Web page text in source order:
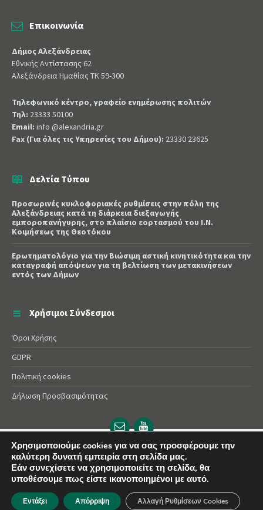
Επικοινωνία
Δήμος Αλεξάνδρειας
Εθνικής Αντίστασης 62
Αλεξάνδρεια Ημαθίας ΤΚ 59-300
Τηλεφωνικό κέντρο, γραφείο ενημέρωσης πολιτών
Τηλ: 23333 50100
Email: info @alexandria.gr
Fax (Για όλες τις Υπηρεσίες του Δήμου): 23330 23625
Δελτία Τύπου
Προσωρινές κυκλοφοριακές ρυθμίσεις στην πόλη της
Αλεξάνδρειας κατά τη διάρκεια διεξαγωγής
εμποροπανήγυρης, στο πλαίσιο εορτασμού του Ι.Ν.
Κοιμήσεως της Θεοτόκου
Ερωτηματολόγιο για την Βιώσιμη αστική κινητικότητα και την
καταγραφή απόψεων για τη βελτίωση των μετακινήσεων
εντός των Δήμων
Χρήσιμοι Σύνδεσμοι
Όροι Χρήσης
GDPR
Πολιτική cookies
Δήλωση Προσβασιμότητας
Email
url
YouTube
url
© 2025 Δήμος Αλεξάνδρειας | Powered byApogee
Χρησιμοποιούμε cookies για να σας προσφέρουμε την
καλύτερη δυνατή εμπειρία στη σελίδα μας.
Εάν συνεχίσετε να χρησιμοποιείτε τη σελίδα, θα
υποθέσουμε πως είστε ικανοποιημένοι με αυτό.
Εντάξει Απόρριψη Αλλαγή Ρυθμίσεων Cookies